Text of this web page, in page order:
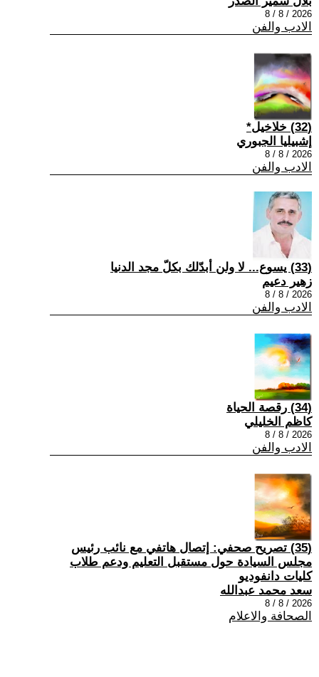
2026 / 8 / 8
الادب والفن
(32) خلاخيل*
إشبيليا الجبوري
2026 / 8 / 8
الادب والفن
(33) يسوع... لا ولن أبدّلك بكلّ مجد الدنيا
زهير دعيم
2026 / 8 / 8
الادب والفن
(34) رقصة الحياة
كاظم الخليلي
2026 / 8 / 8
الادب والفن
(35) تصريح صحفي: إتصال هاتفي مع نائب رئيس
مجلس السيادة حول مستقبل التعليم ودعم طلاب
كليات دانفوديو
سعد محمد عبدالله
2026 / 8 / 8
الصحافة والاعلام